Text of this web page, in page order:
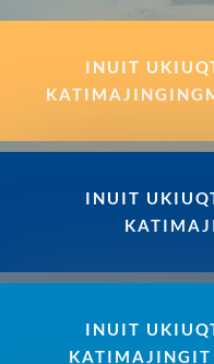
INUIT
INUIT
INUIT